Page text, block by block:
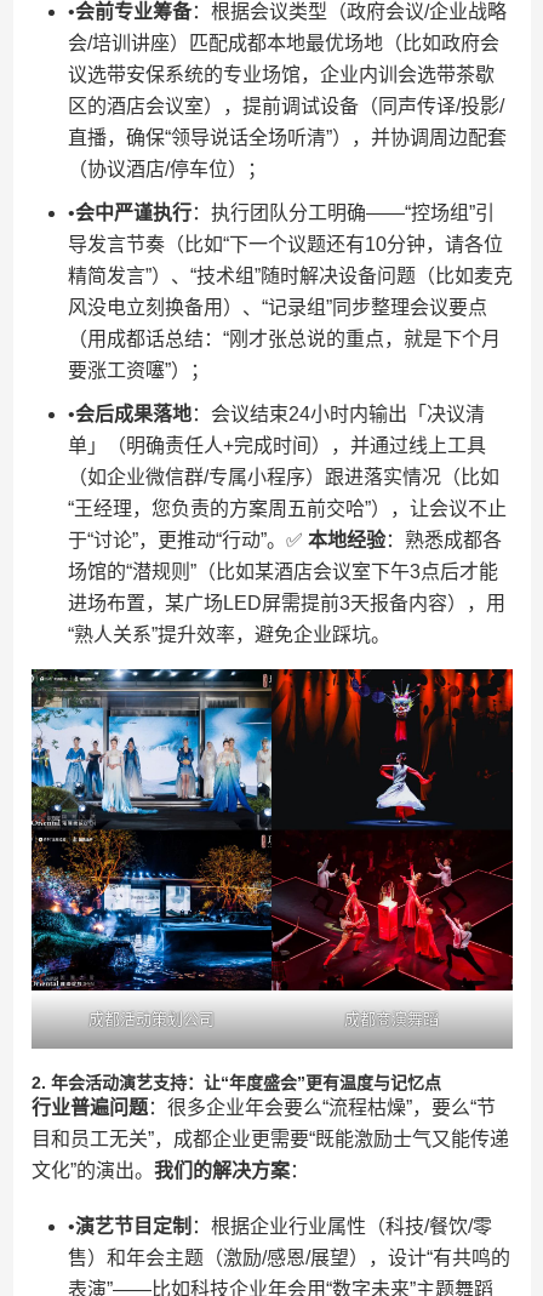
•​​会前专业筹备​​：根据会议类型（政府会议/企业战略
会/培训讲座）匹配成都本地最优场地（比如政府会
议选带安保系统的专业场馆，企业内训会选带茶歇
区的酒店会议室），提前调试设备（同声传译/投影/
直播，确保“领导说话全场听清”），并协调周边配套
（协议酒店/停车位）；
•​​会中严谨执行​​：执行团队分工明确——“控场组”引
导发言节奏（比如“下一个议题还有10分钟，请各位
精简发言”）、“技术组”随时解决设备问题（比如麦克
风没电立刻换备用）、“记录组”同步整理会议要点
（用成都话总结：“刚才张总说的重点，就是下个月
要涨工资噻”）；
•​​会后成果落地​​：会议结束24小时内输出「决议清
单」（明确责任人+完成时间），并通过线上工具
（如企业微信群/专属小程序）跟进落实情况（比如
“王经理，您负责的方案周五前交哈”），让会议不止
于“讨论”，更推动“行动”。✅ ​ ​本地经验​​：熟悉成都各
场馆的“潜规则”（比如某酒店会议室下午3点后才能
进场布置，某广场LED屏需提前3天报备内容），用
“熟人关系”提升效率，避免企业踩坑。
成都活动策划公司 成都商演舞蹈
​2. 年会活动演艺支持：让“年度盛会”更有温度与记忆点​
​行业普遍问题​​：很多企业年会要么“流程枯燥”，要么“节
目和员工无关”，成都企业更需要“既能激励士气又能传递
文化”的演出。​ ​我们的解决方案​​：
•​​演艺节目定制​ ​：根据企业行业属性（科技/餐饮/零
售）和年会主题（激励/感恩/展望），设计“有共鸣的
表演”——比如科技企业年会用“数字未来”主题舞蹈